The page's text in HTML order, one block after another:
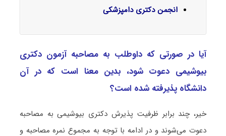
انجمن دکتری دامپزشکی
آیا در صورتی که داوطلب به مصاحبه آزمون دکتری
بیوشیمی دعوت شود، بدین معنا است که در آن
دانشگاه پذیرفته شده است؟
خیر، چند برابر ظرفیت پذیرش دکتری بیوشیمی به مصاحبه
دعوت می‌شوند و در ادامه با توجه به مجموع نمره مصاحبه و